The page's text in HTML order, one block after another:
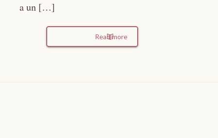
a un […]
Read more